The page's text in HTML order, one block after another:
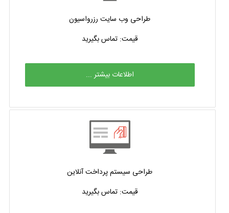
طراحی وب سایت رزرواسیون
قیمت: تماس بگیرید
اطلاعات بیشتر ...
طراحی سیستم پرداخت آنلاین
قیمت: تماس بگیرید